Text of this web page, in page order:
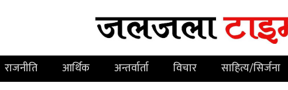
राजनीति आर्थिक अन्तर्वार्ता विचार साहित्य/सिर्जना